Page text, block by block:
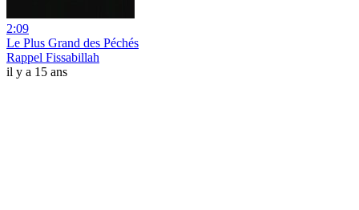
2:09
Le Plus Grand des Péchés
Rappel Fissabillah
il y a 15 ans